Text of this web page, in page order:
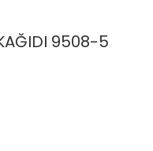
9508-5